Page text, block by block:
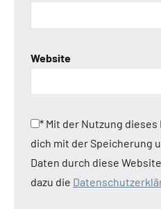
Website
* Mit der Nutzung
dich mit der Speicherung
Daten durch diese
dazu die